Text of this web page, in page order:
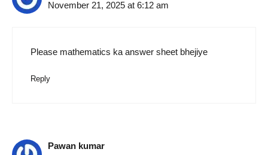
November 21, 2025 at 6:12 am
Please mathematics ka answer sheet bhejiye
Reply
Pawan kumar